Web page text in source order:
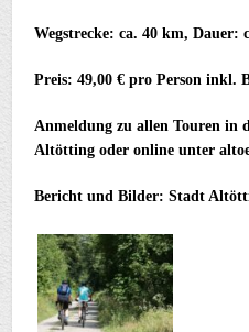
Wegstrecke: ca. 40 km, Dauer:
Preis: 49,00 € pro Person inkl.
Anmeldung zu allen Touren in
Altötting oder online unter
Bericht und Bilder: Stadt